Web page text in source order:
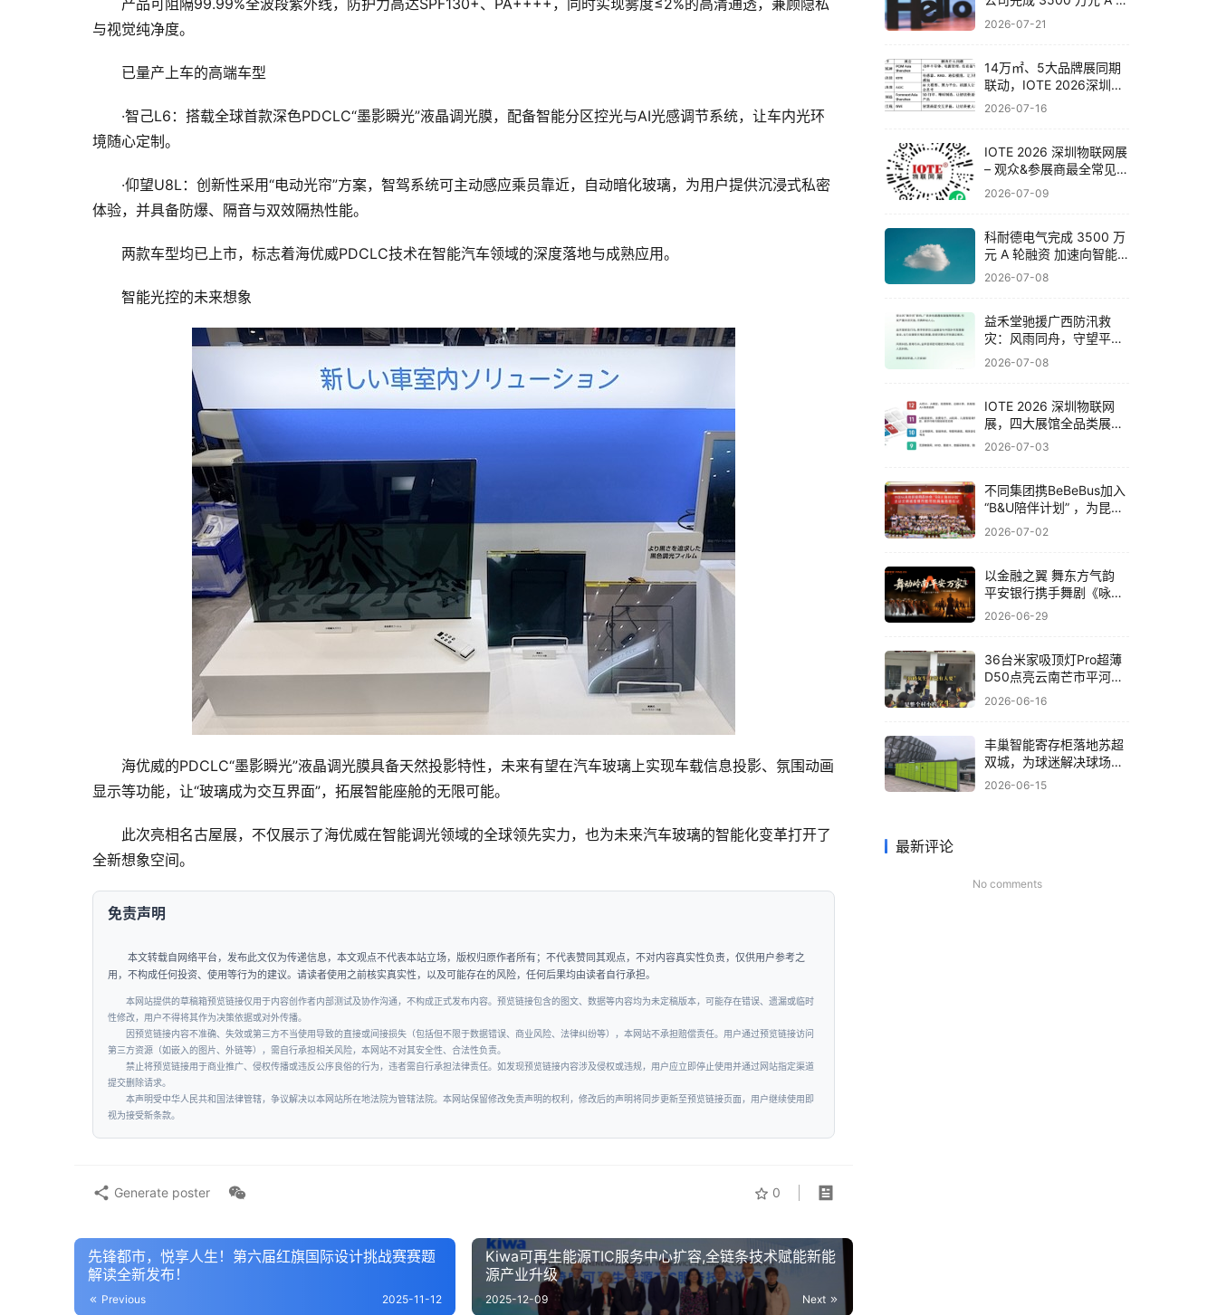
产品可阻隔99.99%全波段紫外线，防护力高达SPF130+、PA++++，同时实现雾度≤2%的高清通透，兼顾隐私
与视觉纯净度。
已量产上车的高端车型
·智己L6：搭载全球首款深色PDCLC“墨影瞬光”液晶调光膜，配备智能分区控光与AI光感调节系统，让车内光环
境随心定制。
·仰望U8L：创新性采用“电动光帘”方案，智驾系统可主动感应乘员靠近，自动暗化玻璃，为用户提供沉浸式私密
体验，并具备防爆、隔音与双效隔热性能。
两款车型均已上市，标志着海优威PDCLC技术在智能汽车领域的深度落地与成熟应用。
智能光控的未来想象
海优威的PDCLC“墨影瞬光”液晶调光膜具备天然投影特性，未来有望在汽车玻璃上实现车载信息投影、氛围动画
显示等功能，让“玻璃成为交互界面”，拓展智能座舱的无限可能。
此次亮相名古屋展，不仅展示了海优威在智能调光领域的全球领先实力，也为未来汽车玻璃的智能化变革打开了
全新想象空间。
免责声明
本文转载自网络平台，发布此文仅为传递信息，本文观点不代表本站立场，版权归原作者所有；不代表赞同其观点，不对内容真实性负责，仅供用户参考之
用，不构成任何投资、使用等行为的建议。请读者使用之前核实真实性，以及可能存在的风险，任何后果均由读者自行承担。
本网站提供的草稿箱预览链接仅用于内容创作者内部测试及协作沟通，不构成正式发布内容。预览链接包含的图文、数据等内容均为未定稿版本，可能存在错误、遗漏或临时
性修改，用户不得将其作为决策依据或对外传播。
因预览链接内容不准确、失效或第三方不当使用导致的直接或间接损失（包括但不限于数据错误、商业风险、法律纠纷等），本网站不承担赔偿责任。用户通过预览链接访问
第三方资源（如嵌入的图片、外链等），需自行承担相关风险，本网站不对其安全性、合法性负责。
禁止将预览链接用于商业推广、侵权传播或违反公序良俗的行为，违者需自行承担法律责任。如发现预览链接内容涉及侵权或违规，用户应立即停止使用并通过网站指定渠道
提交删除请求。
本声明受中华人民共和国法律管辖，争议解决以本网站所在地法院为管辖法院。本网站保留修改免责声明的权利，修改后的声明将同步更新至预览链接页面，用户继续使用即
视为接受新条款。
0
Generate poster
先锋都市，悦享人生！第六届红旗国际设计挑战赛赛题
解读全新发布！
Previous 2025-11-12
Kiwa可再生能源TIC服务中心扩容,全链条技术赋能新能
源产业升级
Next
2025-12-09
融资，布局智能配电全产
2026-07-21
14万㎡、5大品牌展同期
联动，IOTE 2026深圳物
联网展邀你一次看完全产
2026-07-16
IOTE 2026 深圳物联网展
– 观众&参展商最全常见问
题解答！
2026-07-09
科耐德电气完成 3500 万
元 A 轮融资 加速向智能
电气系统集成商战略转型
2026-07-08
​益禾堂驰援广西防汛救
灾：风雨同舟，守望平
安！
2026-07-08
IOTE 2026 深圳物联网
展，四大展馆全品类展品
与头部企业一览！
2026-07-03
不同集团携BeBeBus加入
“B&U陪伴计划” ，为昆明
孤残儿童送关爱
2026-07-02
以金融之翼 舞东方气韵
平安银行携手舞剧《咏
春》共筑非遗文化新体验
2026-06-29
36台米家吸顶灯Pro超薄
D50点亮云南芒市平河小
学，小米为大山孩子送去
2026-06-16
丰巢智能寄存柜落地苏超
双城，为球迷解决球场存
包难题
2026-06-15
最新评论
No comments